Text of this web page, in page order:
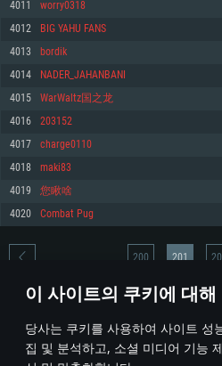
이 사이트의 쿠키에 대해
당사는 쿠키를 사용하여 사이트 성
집 및 분석하고, 소셜 미디어 기능
그래픽 카드: DirectX 11 이상을 지원하는
GeForce GT 660. 최소 사양 해상도: 720p
네트워크: 브로드밴드 인터넷
여유 저장 공간: 22.1 GB (최소 클라이언트)
권장 사양
570 혹은 그 이상
여유 저장 공간: 62.2 GB (전체 클라이언트)
그래픽 카드: Metal 을 지원하는 Intel Iris
능을 가지는 Mac 버전의 AMD/Nvidia. 최소
네트워크: 브로드밴드 인터넷
여유 저장 공간: 22.1 GB (최소 클라이언트)
권장 사양
네트워크: 브로드밴드 인터넷
여유 저장 공간: 62.2 GB (전체 클라이언트)
그래픽 카드: Vulkan 을 지원하고, 최신 그
660 (6개월 미만) 혹은 그와 동급의 성능을
원하는 AMD (6개월 미만; 최소사양 지원 해
네트워크: 브로드밴드 인터넷
여유 저장 공간: 22.1 GB (최소 클라이언트)
권장 사양
운영체제: Ubuntu 20.04 64bit
프로세서: Intel Core i7
메모리: 16 GB
그래픽 카드: Vulkan 을 지원하고, 최신 그
1060 (6개월 미만) 혹은 그와 동급의 성능
지원하는 AMD RX 570 (6개월 미만; 최소
여유 저장 공간: 62.2 GB (전체 클라이언트)
4011 worry0318
4012 BIG YAHU FANS
4013 bordik
4014 NADER_JAHANBANI
4015 WarWaltz国之龙
4016 203152
4017 charge0110
4018 maki83
4019 您瞅啥
4020 Combat Pug
* 순위표는 매일 1회 갱신됩니다
200 201